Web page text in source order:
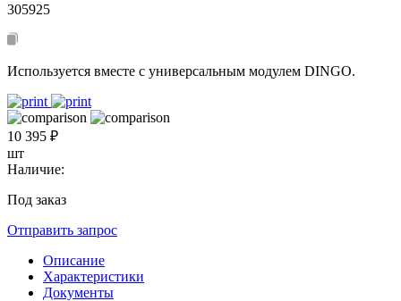
305925
Используется вместе с универсальным модулем DINGO.
10 395 ₽
шт
Наличие:
Под заказ
Отправить запрос
Описание
Характеристики
Документы